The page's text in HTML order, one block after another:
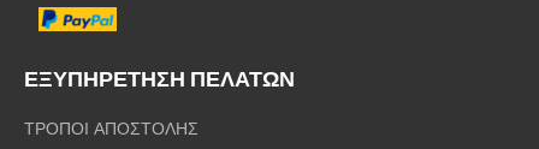
ΕΞΥΠΗΡΕΤΗΣΗ ΠΕΛΑΤΩΝ
ΤΡΟΠΟΙ ΑΠΟΣΤΟΛΗΣ